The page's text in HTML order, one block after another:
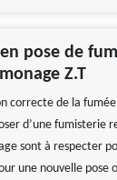
pose de
Z.T
correcte de la
d’une fumisterie
sont à respecter
une nouvelle